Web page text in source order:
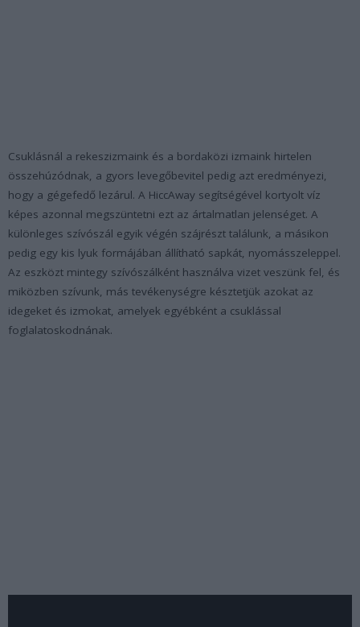
Csuklásnál a rekeszizmaink és a bordaközi izmaink hirtelen
összehúzódnak, a gyors levegőbevitel pedig azt eredményezi,
hogy a gégefedő lezárul. A HiccAway segítségével kortyolt víz
képes azonnal megszüntetni ezt az ártalmatlan jelenséget. A
különleges szívószál egyik végén szájrészt találunk, a másikon
pedig egy kis lyuk formájában állítható sapkát, nyomásszeleppel.
Az eszközt mintegy szívószálként használva vizet veszünk fel, és
miközben szívunk, más tevékenységre késztetjük azokat az
idegeket és izmokat, amelyek egyébként a csuklással
foglalatoskodnának.